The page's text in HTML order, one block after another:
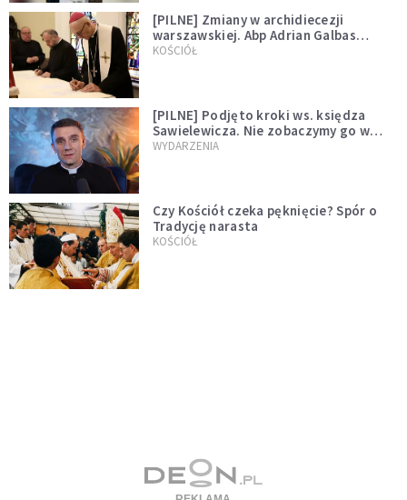
[PILNE] Zmiany w archidiecezji
warszawskiej. Abp Adrian Galbas
wręczył dekrety nowym proboszczom
KOŚCIÓŁ
[PILNE] Podjęto kroki ws. księdza
Sawielewicza. Nie zobaczymy go w
mediach
WYDARZENIA
Czy Kościół czeka pęknięcie? Spór o
Tradycję narasta
KOŚCIÓŁ